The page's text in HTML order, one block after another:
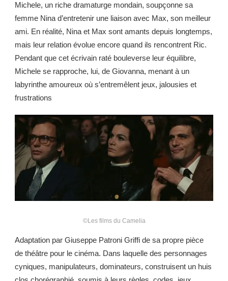
Michele, un riche dramaturge mondain, soupçonne sa
femme Nina d’entretenir une liaison avec Max, son meilleur
ami. En réalité, Nina et Max sont amants depuis longtemps,
mais leur relation évolue encore quand ils rencontrent Ric.
Pendant que cet écrivain raté bouleverse leur équilibre,
Michele se rapproche, lui, de Giovanna, menant à un
labyrinthe amoureux où s’entremêlent jeux, jalousies et
frustrations
©Les films du Camelia
Adaptation par Giuseppe Patroni Griffi de sa propre pièce
de théâtre pour le cinéma. Dans laquelle des personnages
cyniques, manipulateurs, dominateurs, construisent un huis